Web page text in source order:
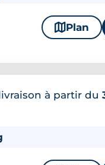
🗞 Plan
à partir du